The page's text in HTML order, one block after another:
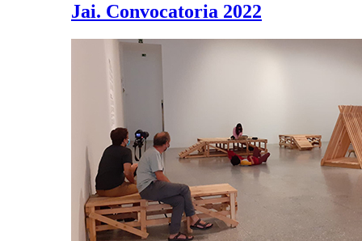
Jai. Convocatoria 2022